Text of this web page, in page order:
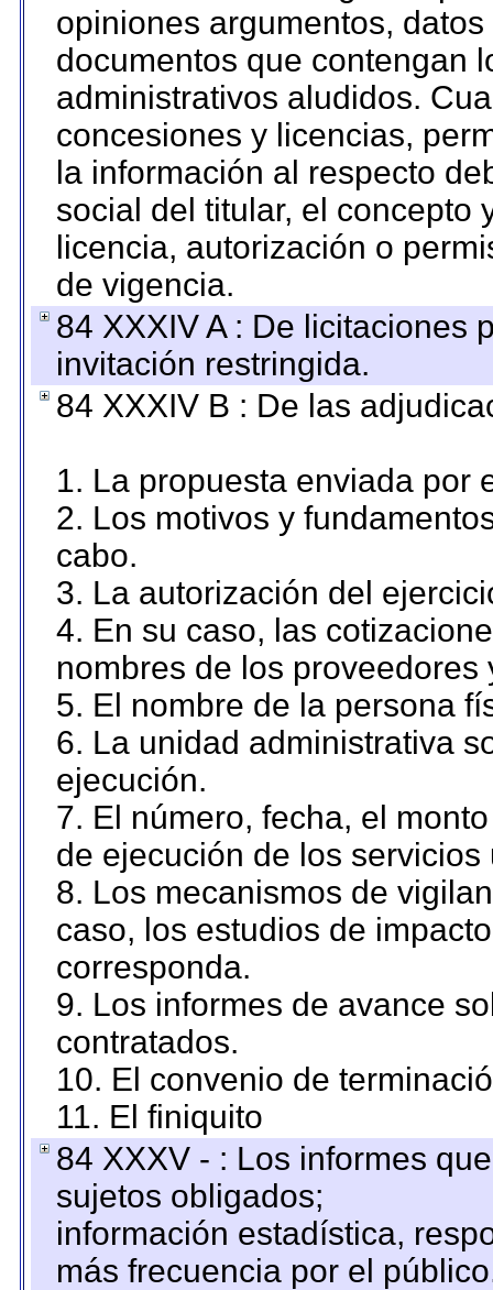
opiniones argumentos,
documentos que contengan
administrativos aludidos.
concesiones y licencias,
la información al respecto
social del titular, el concepto
licencia, autorización o
de vigencia.
84 XXXIV A : De licitaciones
invitación restringida.
84 XXXIV B : De las
1. La propuesta enviada por
2. Los motivos y
cabo.
3. La autorización del
4. En su caso, las
nombres de los proveedores
5. El nombre de la persona
6. La unidad administrativa
ejecución.
7. El número, fecha, el
de ejecución de los servicios
8. Los mecanismos de
caso, los estudios de
corresponda.
9. Los informes de avance
contratados.
10. El convenio de
11. El finiquito
84 XXXV - : Los informes
sujetos obligados;
información estadística,
más frecuencia por el